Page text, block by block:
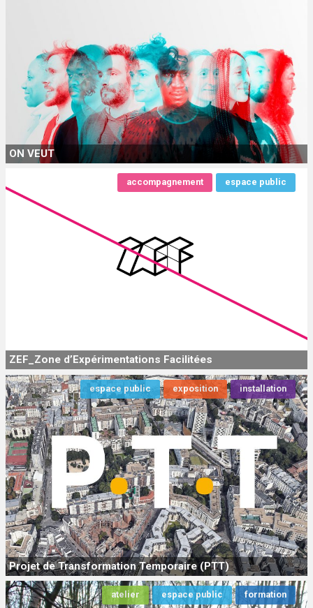
ON VEUT
ZEF_Zone d’Expérimentations Facilitées
accompagnement espace public
Projet de Transformation Temporaire (PTT)
espace public exposition installation
atelier espace public formation